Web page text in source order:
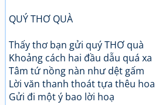
QUÝ THƠ QUÀ
Thấy thơ bạn gửi quý THƠ quà
Khoảng cách hai đầu dẫu quá xa
Tâm tứ nồng nàn như dệt gấm
Lời văn thanh thoát tựa thêu hoa
Gửi đi một ý bao lời hoạ